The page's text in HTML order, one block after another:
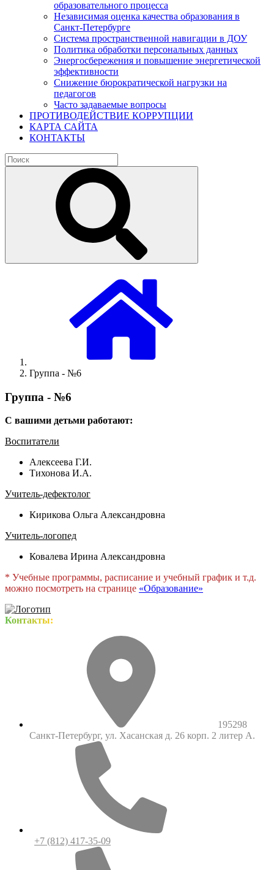
образовательного процесса
Независимая оценка качества образования в
Санкт-Петербурге
Система пространственной навигации в ДОУ
Политика обработки персональных данных
Энергосбережения и повышение энергетической
эффективности
Снижение бюрократической нагрузки на
педагогов
Часто задаваемые вопросы
ПРОТИВОДЕЙСТВИЕ КОРРУПЦИИ
КАРТА САЙТА
КОНТАКТЫ
Группа - №6
Группа - №6
С вашими детьми работают:
Воспитатели
Алексеева Г.И.
Тихонова И.А.
Учитель-дефектолог
Кирикова Ольга Александровна
Учитель-логопед
Ковалева Ирина Александровна
* Учебные программы, расписание и учебный график и т.д.
можно посмотреть на странице «Образование»
Контакты:
195298
Санкт-Петербург, ул. Хасанская д. 26 корп. 2 литер А.
+7 (812) 417-35-09